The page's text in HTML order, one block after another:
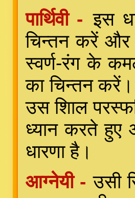
पार्थिवी - इस
चिन्तन करें और
स्वर्ण-रंग के
का चिन्तन
उस शिाल
ध्यान करते हुए
धारणा है।
आग्नेयी - उसी